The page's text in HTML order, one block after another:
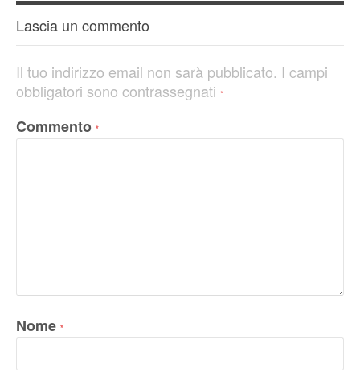
Lascia un commento
Il tuo indirizzo email non sarà pubblicato. I campi
obbligatori sono contrassegnati *
Commento *
Nome *